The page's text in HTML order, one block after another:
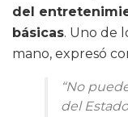
del
básicas. Uno de
mano, expresó
“No
del